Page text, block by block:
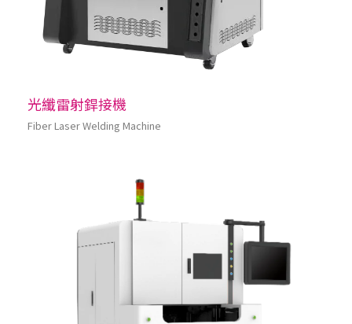
光纖雷射銲接機
Fiber Laser Welding Machine